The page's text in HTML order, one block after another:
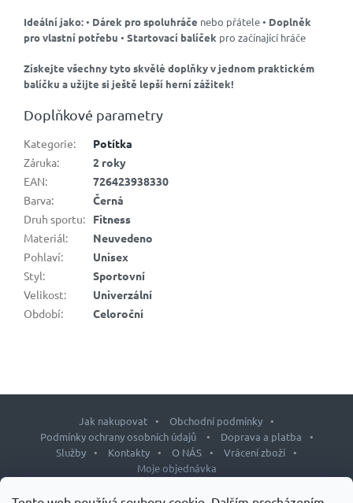
Ideální jako:• Dárek pro spoluhráče nebo přátele • Doplněk
pro vlastní potřebu • Startovací balíček pro začínající hráče
Získejte všechny tyto skvělé doplňky v jednom praktickém
balíčku a užijte si ještě lepší herní zážitek!
Doplňkové parametry
Kategorie:
Potítka
Záruka:
2 roky
EAN:
726423938330
Barva:
Černá
Druh sportu:
Fitness
Materiál:
Neuvedeno
Pohlaví:
Unisex
Styl:
Sportovní
Velikost:
Univerzální
Období: Celoroční
Jak nakupovat
Obchodní podmínky
Podmínky ochrany osobních údajů
Doprava a platba
Služby
Kontakty O NÁS
Vrácení zboží
Moje objednávka